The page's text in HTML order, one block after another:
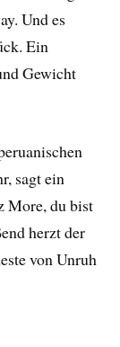
Und es
Ein
Gewicht
sagt ein
More, du bist
herzt der
von Unruh